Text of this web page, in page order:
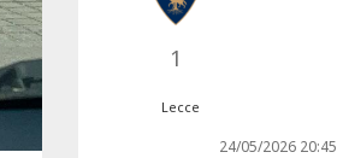
1
Lecce
24/05/2026 20:45